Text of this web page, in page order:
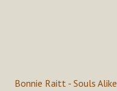
Bonnie Raitt - Souls Alike